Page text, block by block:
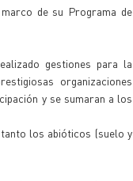
de su Programa de
gestiones para la
organizaciones
y se sumaran a los
los abióticos (suelo y